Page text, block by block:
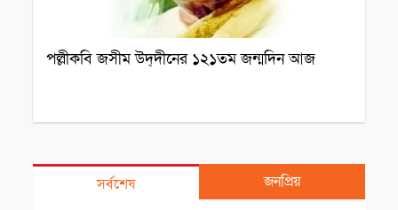
পল্লীকবি জসীম উদ্‌দীনের ১২১তম জন্মদিন আজ
সর্বশেষ জনপ্রিয়